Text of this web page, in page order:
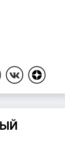
ВКонтакте
Дзен